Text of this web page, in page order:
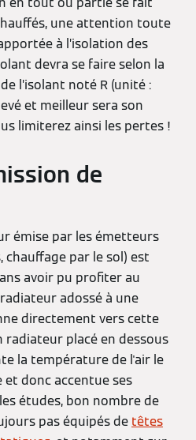
une attention toute
à l’isolation des
devra se faire selon la
l’isolant noté R (unité :
et meilleur sera son
limiterez ainsi les pertes !
de
émise par les émetteurs
chauffage par le sol) est
avoir pu profiter au
adossé à une
directement vers cette
radiateur placé en dessous
la température de l'air le
donc accentue ses
études, bon nombre de
pas équipés de têtes